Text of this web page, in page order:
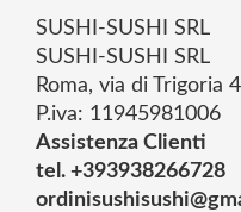
SUSHI-SUSHI SRL
SUSHI-SUSHI SRL
Roma, via di Trigoria
P.iva: 11945981006
Assistenza Clienti
tel. +393938266728